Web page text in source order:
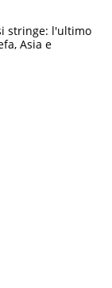
stringe: l'ultimo
Asia e